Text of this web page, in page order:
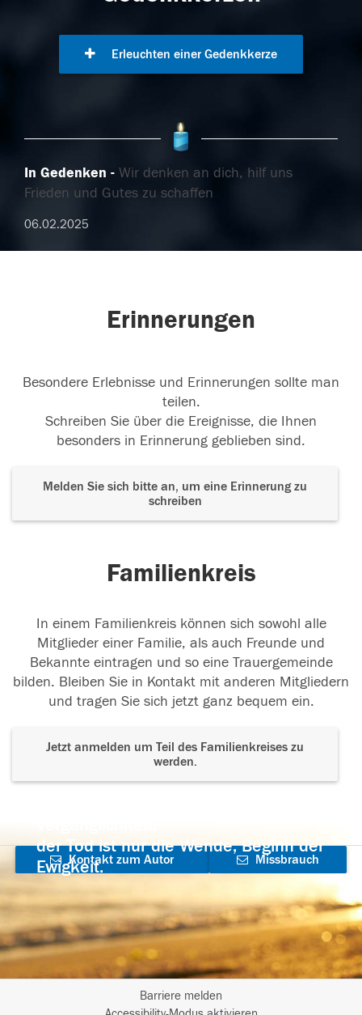
Erleuchten einer Gedenkkerze
In Gedenken
Wir denken an dich, hilf uns
Frieden und Gutes zu schaffen
06.02.2025
Erinnerungen
Besondere Erlebnisse und Erinnerungen sollte man
teilen.
Schreiben Sie über die Ereignisse, die Ihnen
besonders in Erinnerung geblieben sind.
Melden Sie sich bitte an, um eine Erinnerung zu
schreiben
Familienkreis
In einem Familienkreis können sich sowohl alle
Mitglieder einer Familie, als auch Freunde und
Bekannte eintragen und so eine Trauergemeinde
bilden. Bleiben Sie in Kontakt mit anderen Mitgliedern
und tragen Sie sich jetzt ganz bequem ein.
Jetzt anmelden um Teil des Familienkreises zu
werden.
der Tod ist nur die Wende, Beginn der
Ewigkeit.
Kontakt zum Autor
aufnehmen
Missbrauch
Barriere melden